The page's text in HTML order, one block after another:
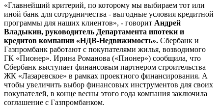
«Главнейший критерий, по которому мы выбираем тот или
иной банк для сотрудничества - выгодные условия кредитной
программы для наших клиентов», - говорит Андрей
Владыкин, руководитель Департамента ипотеки и
кредитов компании «НДВ-Недвижимость». Сбербанк и
Газпромбанк работают с покупателями жилья, возводимого
ГК «Пионер». Ирина Романова («Пионер») сообщила, что
Сбербанк выступает финансовым партнером строительства
ЖК «Лазаревское» в рамках проектного финансирования. А
чтобы увеличить выбор финансовых инструментов для своих
покупателей, в конце весны этого года компания заключила
соглашение с Газпромбанком.